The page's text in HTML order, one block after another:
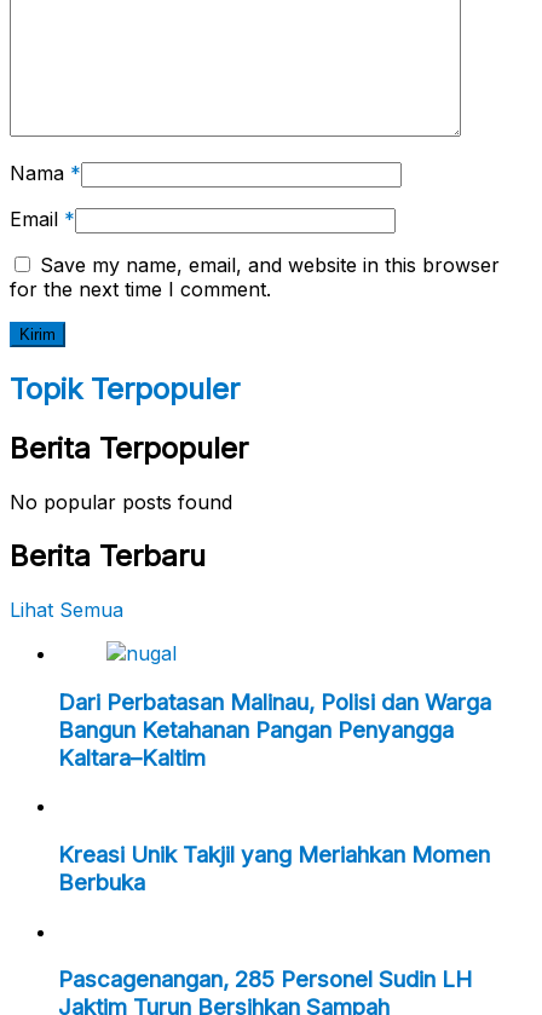
Nama *
Email *
Save my name, email, and website in this browser
for the next time I comment.
Topik Terpopuler
Berita Terpopuler
No popular posts found
Berita Terbaru
Lihat Semua
Dari Perbatasan Malinau, Polisi dan Warga
Bangun Ketahanan Pangan Penyangga
Kaltara–Kaltim
Kreasi Unik Takjil yang Meriahkan Momen
Berbuka
Pascagenangan, 285 Personel Sudin LH
Jaktim Turun Bersihkan Sampah